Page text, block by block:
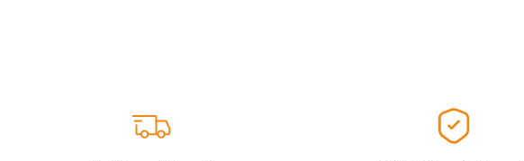
Ürün açıklamasında eksik bilgiler bulunuyor.